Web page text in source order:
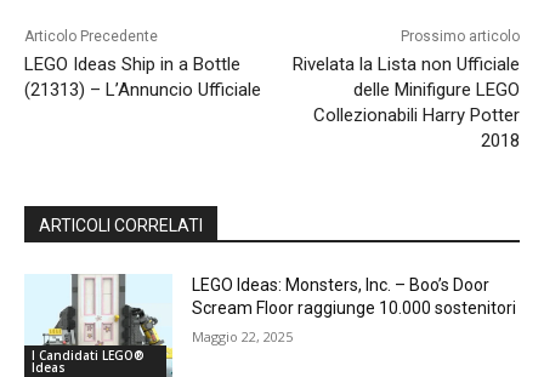
Articolo Precedente
LEGO Ideas Ship in a Bottle
(21313) – L’Annuncio Ufficiale
Prossimo articolo
Rivelata la Lista non Ufficiale
delle Minifigure LEGO
Collezionabili Harry Potter
2018
ARTICOLI CORRELATI
I Candidati LEGO®
Ideas
LEGO Ideas: Monsters, Inc. – Boo’s Door
Scream Floor raggiunge 10.000 sostenitori
Maggio 22, 2025